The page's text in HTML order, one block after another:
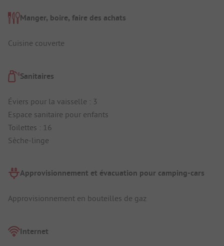
Manger, boire, faire des achats
Cuisine couverte
Sanitaires
Éviers pour la vaisselle : 3
Espace sanitaire pour enfants
Toilettes : 16
Sèche-linge
Approvisionnement et évacuation pour camping-cars
Approvisionnement en bouteilles de gaz
Internet